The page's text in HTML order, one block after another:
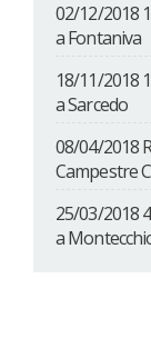
02/12/2018
a Fontaniva
18/11/2018
a Sarcedo
08/04/2018
Campestre
25/03/2018
a